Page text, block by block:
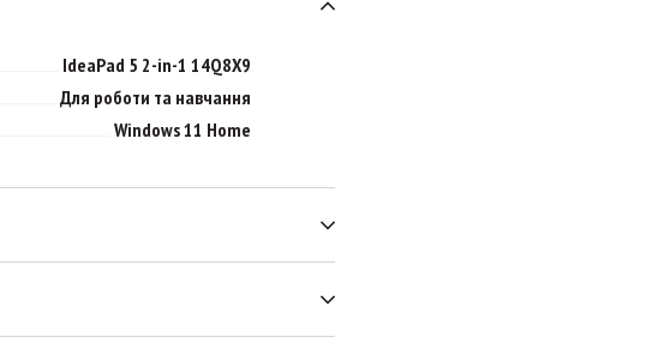
IdeaPad 5 2-in-1 14Q8X9
Для роботи та навчання
Windows 11 Home